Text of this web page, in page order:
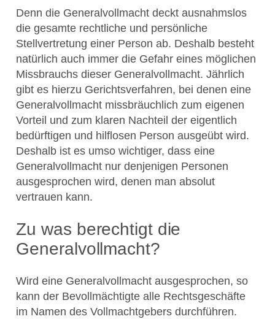
Denn die Generalvollmacht deckt ausnahmslos
die gesamte rechtliche und persönliche
Stellvertretung einer Person ab. Deshalb besteht
natürlich auch immer die Gefahr eines möglichen
Missbrauchs dieser Generalvollmacht. Jährlich
gibt es hierzu Gerichtsverfahren, bei denen eine
Generalvollmacht missbräuchlich zum eigenen
Vorteil und zum klaren Nachteil der eigentlich
bedürftigen und hilflosen Person ausgeübt wird.
Deshalb ist es umso wichtiger, dass eine
Generalvollmacht nur denjenigen Personen
ausgesprochen wird, denen man absolut
vertrauen kann.
Zu was berechtigt die
Generalvollmacht?
Wird eine Generalvollmacht ausgesprochen, so
kann der Bevollmächtigte alle Rechtsgeschäfte
im Namen des Vollmachtgebers durchführen.